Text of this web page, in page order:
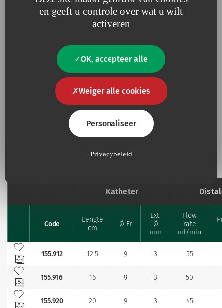
en geeft u controle over wat u wilt
activeren
OK, accepteer alle
Weiger alle cookies
Personaliseer
Privacybeleid
Geef ons jouw Feedback
je ervaring met ons R&D-team.
Beoordeel het product
Referenties en specificaties
Katheter
FavouritesCode
Lengte
cm
Ø Fr
Ext.
Ø
mm
Flow
rate
ml/min
Toevoegen aan mijn favorieten
155.912
12.5 9 3
55
Toevoegen aan mijn favorieten
155.916
16 9 3
50
Toevoegen aan mijn favorieten
155.920
20 9 3
45